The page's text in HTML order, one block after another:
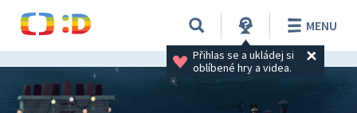
Přihlas se a ukládej si
oblíbené hry a videa.
MENU